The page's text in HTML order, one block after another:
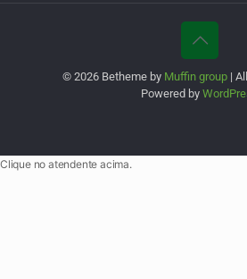
© 2026 Betheme by Muffin group|
Powered by
Clique no atendente acima.